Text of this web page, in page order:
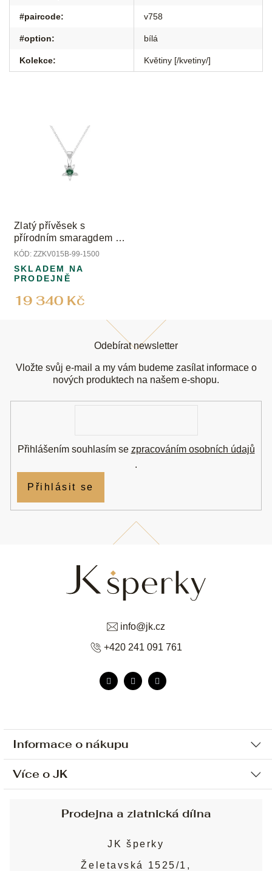
#paircode: v758
#option: bílá
Kolekce: Květiny [/kvetiny/]
Zlatý přívěsek s
přírodním smaragdem a
diamanty
KÓD: ZZKV015B-99-1500
19 340 Kč
SKLADEM NA
PRODEJNĚ
Informace o nákupu
Ochrana osobních údajů
Sjednání osobní schůzky
Obchodní podmínky
Puncovní značky
Více o JK
info@jk.cz
+420 241 091 761
Odebírat newsletter
Vložte svůj e-mail a my vám budeme zasílat informace o
nových produktech na našem e-shopu.
Přihlášením souhlasím se zpracováním osobních údajů
.
Přihlásit se
Prodejna a zlatnická dílna
JK šperky
Želetavská 1525/1,